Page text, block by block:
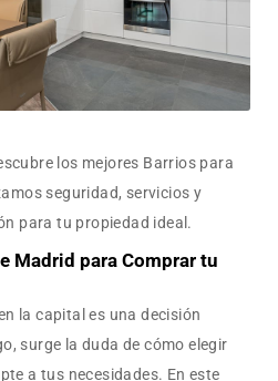
los mejores Barrios para
seguridad, servicios y
para tu propiedad ideal.
Madrid para Comprar tu
la capital es una decisión
surge la duda de cómo elegir
a tus necesidades. En este